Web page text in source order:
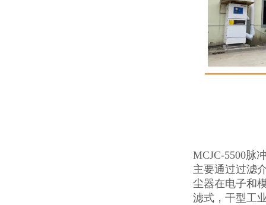
MCJC-5500脉
主要通过过滤
尘器在电子和
滤式，干型工